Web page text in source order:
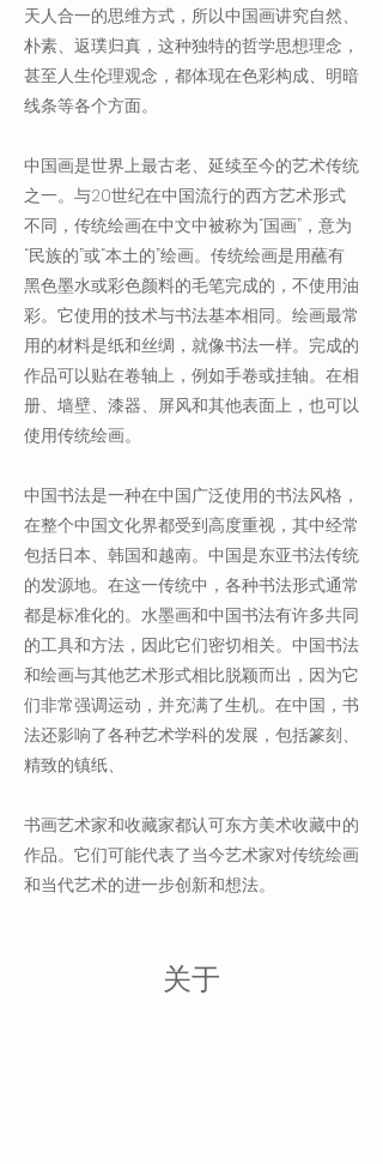
天人合一的思维方式，所以中国画讲究自然、
朴素、返璞归真，这种独特的哲学思想理念，
甚至人生伦理观念，都体现在色彩构成、明暗
线条等各个方面。
中国画是世界上最古老、延续至今的艺术传统
之一。与20世纪在中国流行的西方艺术形式
不同，传统绘画在中文中被称为“国画”，意为
“民族的”或“本土的”绘画。传统绘画是用蘸有
黑色墨水或彩色颜料的毛笔完成的，不使用油
彩。它使用的技术与书法基本相同。绘画最常
用的材料是纸和丝绸，就像书法一样。完成的
作品可以贴在卷轴上，例如手卷或挂轴。在相
册、墙壁、漆器、屏风和其他表面上，也可以
使用传统绘画。
中国书法是一种在中国广泛使用的书法风格，
在整个中国文化界都受到高度重视，其中经常
包括日本、韩国和越南。中国是东亚书法传统
的发源地。在这一传统中，各种书法形式通常
都是标准化的。水墨画和中国书法有许多共同
的工具和方法，因此它们密切相关。中国书法
和绘画与其他艺术形式相比脱颖而出，因为它
们非常强调运动，并充满了生机。在中国，书
法还影响了各种艺术学科的发展，包括篆刻、
精致的镇纸、
书画艺术家和收藏家都认可东方美术收藏中的
作品。它们可能代表了当今艺术家对传统绘画
和当代艺术的进一步创新和想法。
关于